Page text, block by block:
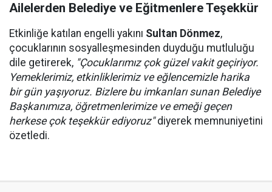
Ailelerden Belediye ve Eğitmenlere Teşekkür
Etkinliğe katılan engelli yakını Sultan Dönmez,
çocuklarının sosyalleşmesinden duyduğu mutluluğu
dile getirerek, "Çocuklarımız çok güzel vakit geçiriyor.
Yemeklerimiz, etkinliklerimiz ve eğlencemizle harika
bir gün yaşıyoruz. Bizlere bu imkanları sunan Belediye
Başkanımıza, öğretmenlerimize ve emeği geçen
herkese çok teşekkür ediyoruz"diyerek memnuniyetini
özetledi.